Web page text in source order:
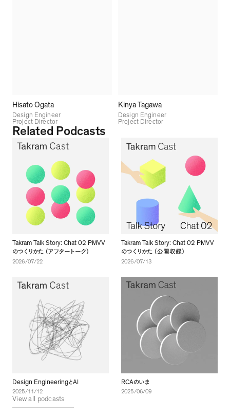
Hisato Ogata
Design Engineer
Project Director
Kinya Tagawa
Design Engineer
Project Director
Related Podcasts
Takram Talk Story: Chat 02 PMVV
のつくりかた （アフタートーク）
2026/07/22
Takram Talk Story: Chat 02 PMVV
のつくりかた （公開収録）
2026/07/13
Design EngineeringとAI
2025/11/12
RCAのいま
2025/06/09
View all podcasts